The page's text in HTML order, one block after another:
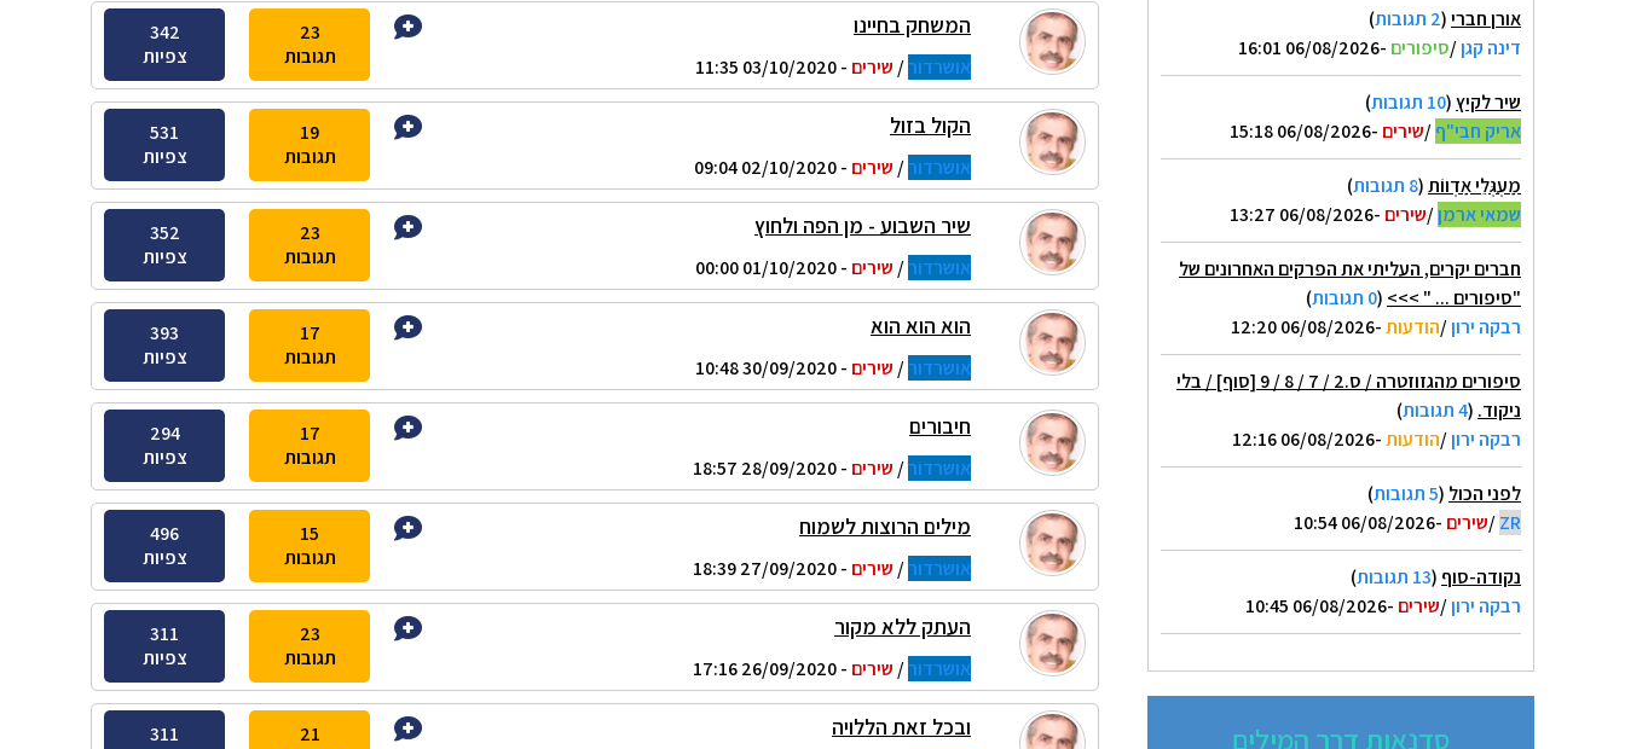
אורן חברי(2 תגובות
)
דינה קגן/סיפורים -06/08/2026 16:01
שיר לקיץ(10 תגובות
)
אריק חבי"ף/שירים -06/08/2026 15:18
מַעְגְּלֵי אַדְווֹת(8 תגובות
)
שמאי ארמן/שירים -06/08/2026 13:27
חברים יקרים, העליתי את הפרקים האחרונים של
"סיפורים ... " >>> (0 תגובות
)
רבקה ירון/הודעות-06/08/2026 12:20
סיפורים מהגזוזטרה / ס.2 / 7 / 8 / 9 [סוף] / בלי
ניקוד. (4 תגובות
)
רבקה ירון/הודעות-06/08/2026 12:16
לפני הכול (5 תגובות
)
ZR
/שירים -06/08/2026 10:54
נקודה-סוף (13 תגובות
)
רבקה ירון/שירים -06/08/2026 10:45
סדנאות דרך המילים
המשחק בחיינו
אושרדור/שירים - 03/10/2020 11:35
23
תגובות
342
צפיות
הקול בזול
אושרדור/שירים - 02/10/2020 09:04
19
תגובות
531
צפיות
שיר השבוע - מן הפה ולחוץ
אושרדור/שירים - 01/10/2020 00:00
23
תגובות
352
צפיות
הוא הוא הוא
אושרדור/שירים - 30/09/2020 10:48
17
תגובות
393
צפיות
חיבורים
אושרדור/שירים - 28/09/2020 18:57
17
תגובות
294
צפיות
מילים הרוצות לשמוח
אושרדור/שירים - 27/09/2020 18:39
15
תגובות
496
צפיות
העתק ללא מקור
אושרדור/שירים - 26/09/2020 17:16
23
תגובות
311
צפיות
ובכל זאת הללויה
21
311